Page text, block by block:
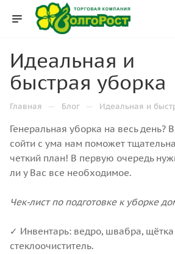
Идеальная и
быстрая уборка
Главная — Блог — Идеальная и
Генеральная уборка на весь день?
сойти с ума нам поможет
четкий план! В первую очередь
ли у Вас все необходимое.
Чек-лист по подготовке к уборке
✓ Инвентарь: ведро, швабра, щётка
стеклоочиститель.